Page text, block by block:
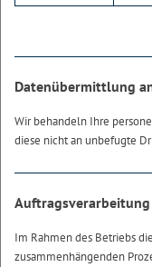
Datenübermittlung
Wir behandeln Ihre
diese nicht an unbefugte
Auftragsverarbeitung
Im Rahmen des Betriebs
zusammenhängenden